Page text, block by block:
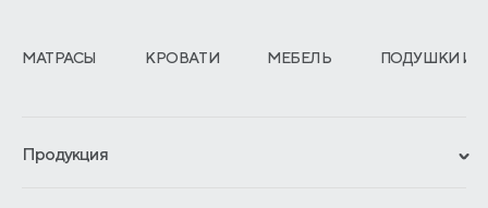
МАТРАСЫ КРОВАТИ МЕБЕЛЬ ПОДУШКИ И
Продукция